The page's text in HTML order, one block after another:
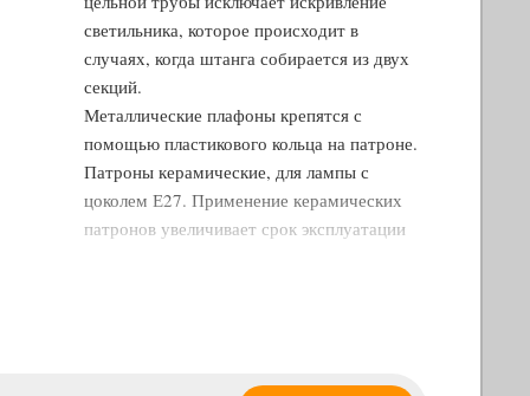
светильника, которое происходит в
случаях, когда штанга собирается из двух
секций.
Металлические плафоны крепятся с
помощью пластикового кольца на патроне.
Патроны керамические, для лампы с
цоколем Е27. Применение керамических
патронов увеличивает срок эксплуатации